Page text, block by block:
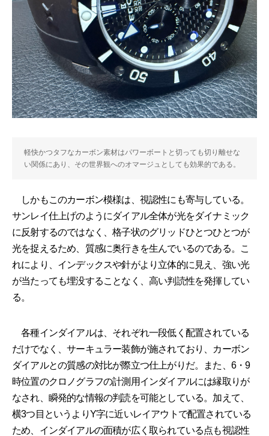
軽快かつタフなカーボン素材はパワーボートと切っても切り離せな
い関係にあり、その世界観へのオマージュとしても効果的である。
しかもこのカーボン模様は、視認性にも寄与している。
サンレイ仕上げのようにダイアル全体が光をダイナミック
に反射するのではなく、格子状のグリッドひとつひとつが
光を捉えるため、質感に奥行きを生んでいるのである。こ
れにより、インデックスや針がより立体的に見え、強い光
が当たっても埋没することなく、高い判読性を発揮してい
る。
各種インダイアルは、それぞれ一段低く配置されている
だけでなく、サーキュラー装飾が施されており、カーボン
ダイアルとの質感の対比が際立つ仕上がりだ。また、6・9
時位置のクロノグラフの計測用インダイアルには縁取りが
なされ、瞬発的な情報の判読を可能としている。加えて、
横3つ目というよりY字に近いレイアウトで配置されている
ため、インダイアルの面積が広く取られている点も視認性